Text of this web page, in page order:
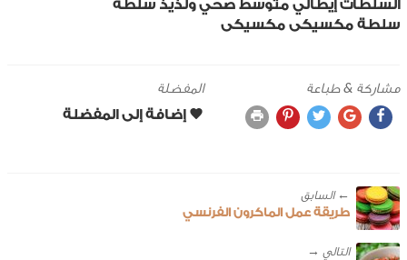
السلطات إيطالي متوسط صحي ولذيذ سلطة
سلطة مكسيكى مكسيكى
مشاركة & طباعة المفضلة
← ‎السابق
طريقة عمل الماكرون الفرنسي